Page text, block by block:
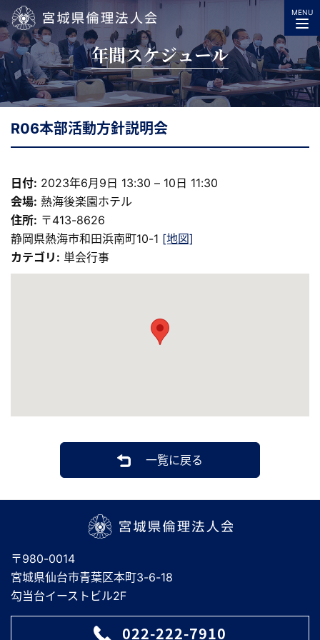
宮城県倫理法人会
MENU
年間スケジュール
R06本部活動方針説明会
日付: 2023年6月9日 13:30 – 10日 11:30
会場: 熱海後楽園ホテル
住所: 〒413-8626
静岡県熱海市和田浜南町10-1 [地図]
カテゴリ: 単会行事
一覧に戻る
〒980-0014
宮城県仙台市青葉区本町3-6-18
勾当台イーストビル2F
022-222-7910